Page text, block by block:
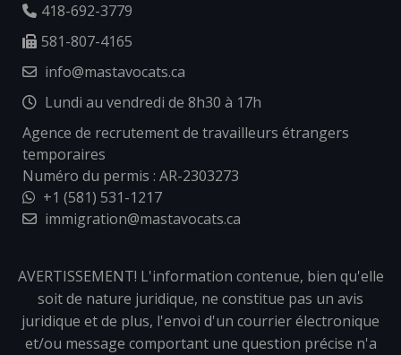
418-692-3779
581-807-4165
info@mastavocats.ca
Lundi au vendredi de 8h30 à 17h
Agence de recrutement de travailleurs étrangers
temporaires
Numéro du permis : AR-2303273
+1 (581) 531-1217
immigration@mastavocats.ca
AVERTISSEMENT! L'information contenue, bien qu'elle
soit de nature juridique, ne constitue pas un avis
juridique et de plus, l'envoi d'un courrier électronique
et/ou message comportant une question précise n'a